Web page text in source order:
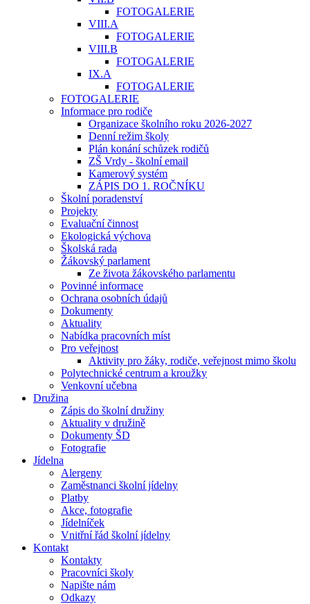
FOTOGALERIE
VIII.A
FOTOGALERIE
VIII.B
FOTOGALERIE
IX.A
FOTOGALERIE
FOTOGALERIE
Informace pro rodiče
Organizace školního roku 2026-2027
Denní režim školy
Plán konání schůzek rodičů
ZŠ Vrdy - školní email
Kamerový systém
ZÁPIS DO 1. ROČNÍKU
Školní poradenství
Projekty
Evaluační činnost
Ekologická výchova
Školská rada
Žákovský parlament
Ze života žákovského parlamentu
Povinné informace
Ochrana osobních údajů
Dokumenty
Aktuality
Nabídka pracovních míst
Pro veřejnost
Aktivity pro žáky, rodiče, veřejnost mimo školu
Polytechnické centrum a kroužky
Venkovní učebna
Družina
Zápis do školní družiny
Aktuality v družině
Dokumenty ŠD
Fotografie
Jídelna
Alergeny
Zaměstnanci školní jídelny
Platby
Akce, fotografie
Jídelníček
Vnitřní řád školní jídelny
Kontakt
Kontakty
Pracovníci školy
Napište nám
Odkazy